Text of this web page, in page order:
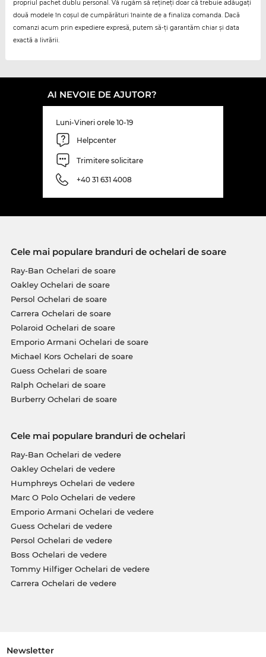
propriul pachet dublu personal. Vă rugăm să rețineți doar că trebuie adăugați
două modele în coșul de cumpărături înainte de a finaliza comanda. Dacă
comanzi acum prin expediere expresă, putem să-ți garantăm chiar și data
exactă a livrării.
AI NEVOIE DE AJUTOR?
Luni-Vineri orele 10-19
Helpcenter
Trimitere solicitare
+40 31 631 4008
Cele mai populare branduri de ochelari de soare
Ray-Ban Ochelari de soare
Oakley Ochelari de soare
Persol Ochelari de soare
Carrera Ochelari de soare
Polaroid Ochelari de soare
Emporio Armani Ochelari de soare
Michael Kors Ochelari de soare
Guess Ochelari de soare
Ralph Ochelari de soare
Burberry Ochelari de soare
Cele mai populare branduri de ochelari
Ray-Ban Ochelari de vedere
Oakley Ochelari de vedere
Humphreys Ochelari de vedere
Marc O Polo Ochelari de vedere
Emporio Armani Ochelari de vedere
Guess Ochelari de vedere
Persol Ochelari de vedere
Boss Ochelari de vedere
Tommy Hilfiger Ochelari de vedere
Carrera Ochelari de vedere
Newsletter